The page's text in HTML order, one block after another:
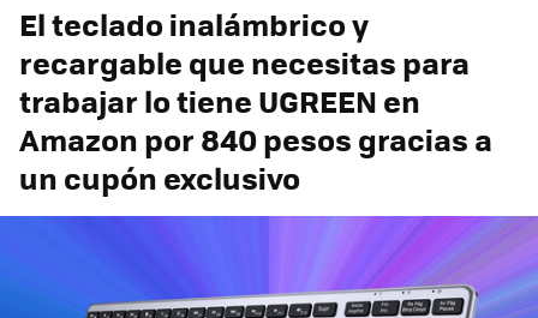
El teclado inalámbrico y
recargable que necesitas para
trabajar lo tiene UGREEN en
Amazon por 840 pesos gracias a
un cupón exclusivo